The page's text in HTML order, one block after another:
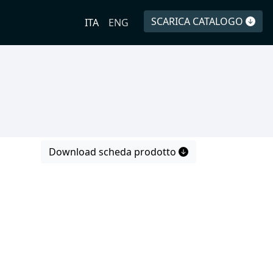
ITA ENG SCARICA CATALOGO
Download scheda prodotto